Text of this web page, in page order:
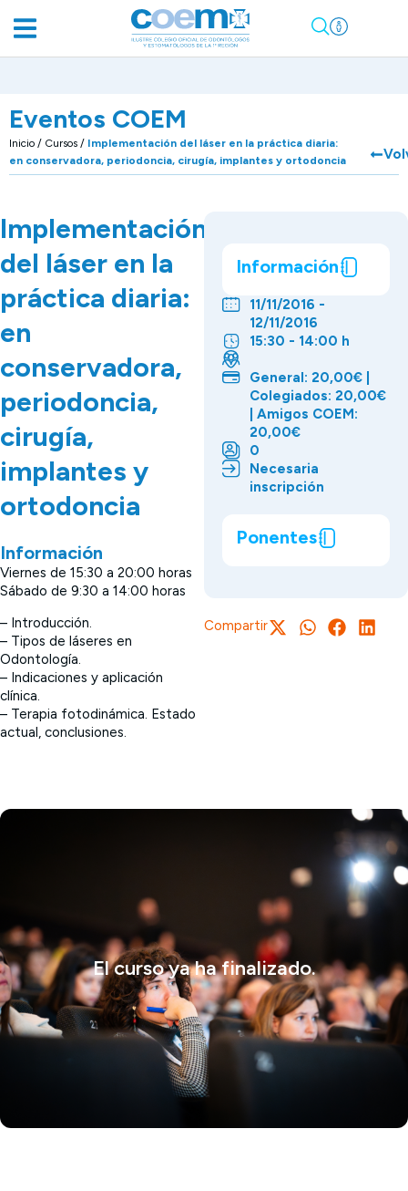
Eventos COEM
Inicio / Cursos / Implementación del láser en la práctica diaria:
en conservadora, periodoncia, cirugía, implantes y ortodoncia
Implementación
del láser en la
práctica diaria:
en
conservadora,
periodoncia,
cirugía,
implantes y
ortodoncia
Información
Viernes de 15:30 a 20:00 horas
Sábado de 9:30 a 14:00 horas
– Introducción.
– Tipos de láseres en
Odontología.
– Indicaciones y aplicación
clínica.
– Terapia fotodinámica. Estado
actual, conclusiones.
Información
11/11/2016 -
12/11/2016
15:30 - 14:00 h
General: 20,00€ |
Colegiados: 20,00€
| Amigos COEM:
20,00€
0
Necesaria
inscripción
Ponentes
Compartir
El curso ya ha finalizado.